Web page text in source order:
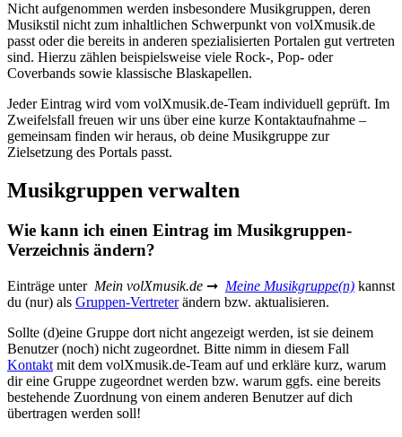
Nicht aufgenommen werden insbesondere Musikgruppen, deren
Musikstil nicht zum inhaltlichen Schwerpunkt von volXmusik.de
passt oder die bereits in anderen spezialisierten Portalen gut vertreten
sind. Hierzu zählen beispielsweise viele Rock-, Pop- oder
Coverbands sowie klassische Blaskapellen.
Jeder Eintrag wird vom volXmusik.de-Team individuell geprüft. Im
Zweifelsfall freuen wir uns über eine kurze Kontaktaufnahme –
gemeinsam finden wir heraus, ob deine Musikgruppe zur
Zielsetzung des Portals passt.
Musikgruppen verwalten
Wie kann ich einen Eintrag im Musikgruppen-
Verzeichnis ändern?
Einträge unter Mein volXmusik.de ➞ Meine Musikgruppe(n) kannst
du (nur) als Gruppen-Vertreterändern bzw. aktualisieren.
Sollte (d)eine Gruppe dort nicht angezeigt werden, ist sie deinem
Benutzer (noch) nicht zugeordnet. Bitte nimm in diesem Fall
Kontakt mit dem volXmusik.de-Team auf und erkläre kurz, warum
dir eine Gruppe zugeordnet werden bzw. warum ggfs. eine bereits
bestehende Zuordnung von einem anderen Benutzer auf dich
übertragen werden soll!